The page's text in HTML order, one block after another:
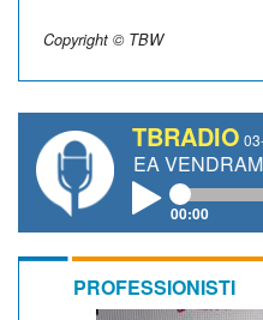
Copyright © TBW
TBRADIO
VENDRAME, FILIPPO
00:00
PROFESSIONISTI